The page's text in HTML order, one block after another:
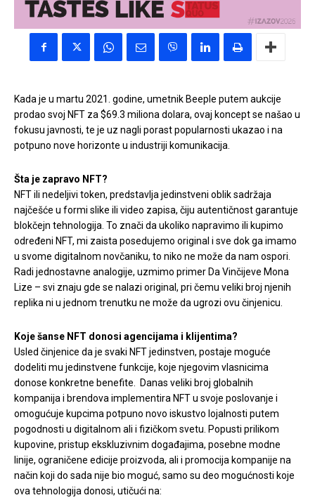
Kada je u martu 2021. godine, umetnik Beeple putem aukcije
prodao svoj NFT za $69.3 miliona dolara, ovaj koncept se našao u
fokusu javnosti, te je uz nagli porast popularnosti ukazao i na
potpuno nove horizonte u industriji komunikacija.
Šta je zapravo NFT?
NFT ili nedeljivi token, predstavlja jedinstveni oblik sadržaja
najčešće u formi slike ili video zapisa, čiju autentičnost garantuje
blokčejn tehnologija. To znači da ukoliko napravimo ili kupimo
određeni NFT, mi zaista posedujemo original i sve dok ga imamo
u svome digitalnom novčaniku, to niko ne može da nam ospori.
Radi jednostavne analogije, uzmimo primer Da Vinčijeve Mona
Lize – svi znaju gde se nalazi original, pri čemu veliki broj njenih
replika ni u jednom trenutku ne može da ugrozi ovu činjenicu.
Koje šanse NFT donosi agencijama i klijentima?
Usled činjenice da je svaki NFT jedinstven, postaje moguće
dodeliti mu jedinstvene funkcije, koje njegovim vlasnicima
donose konkretne benefite. Danas veliki broj globalnih
kompanija i brendova implementira NFT u svoje poslovanje i
omogućuje kupcima potpuno novo iskustvo lojalnosti putem
pogodnosti u digitalnom ali i fizičkom svetu. Popusti prilikom
kupovine, pristup ekskluzivnim događajima, posebne modne
linije, ograničene edicije proizvoda, ali i promocija kompanije na
način koji do sada nije bio moguć, samo su deo mogućnosti koje
ova tehnologija donosi, utičući na: